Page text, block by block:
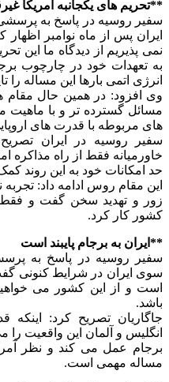
**تحریم های یکجانبه آمریکا
سفیر روسیه در پاسخ به پرسشی
ایران پس از ماه نوامبر اظهار
نمی پذیریم از دیدگاه ما این
به تعهدات خود در چارچوب
انرژی اتمی بارها این مساله را
وی افزود: در همین حال مقام
مسائل گسترده تر و با ماهیت
های مربوطه با قدرت های
سفیر روسیه در ایران
خاورمیانه فقط از راه مذاکره
حد امکانات خود به این روند
این مقام روس ادامه داد: تجربه
زور و تهدید سخن گفت و فقط
کشور کار کرد.
**ایران به برجام پایبند است
سفیر روسیه در پاسخ به
سوی ایران در شرایط کنونی
است و از این کشور می
باشد.
جاگاریان تصریح کرد: اینکه
انگلیس و آلمان این واقعیت را
برجام عمل می کند و نظر
مساله مهمی است.